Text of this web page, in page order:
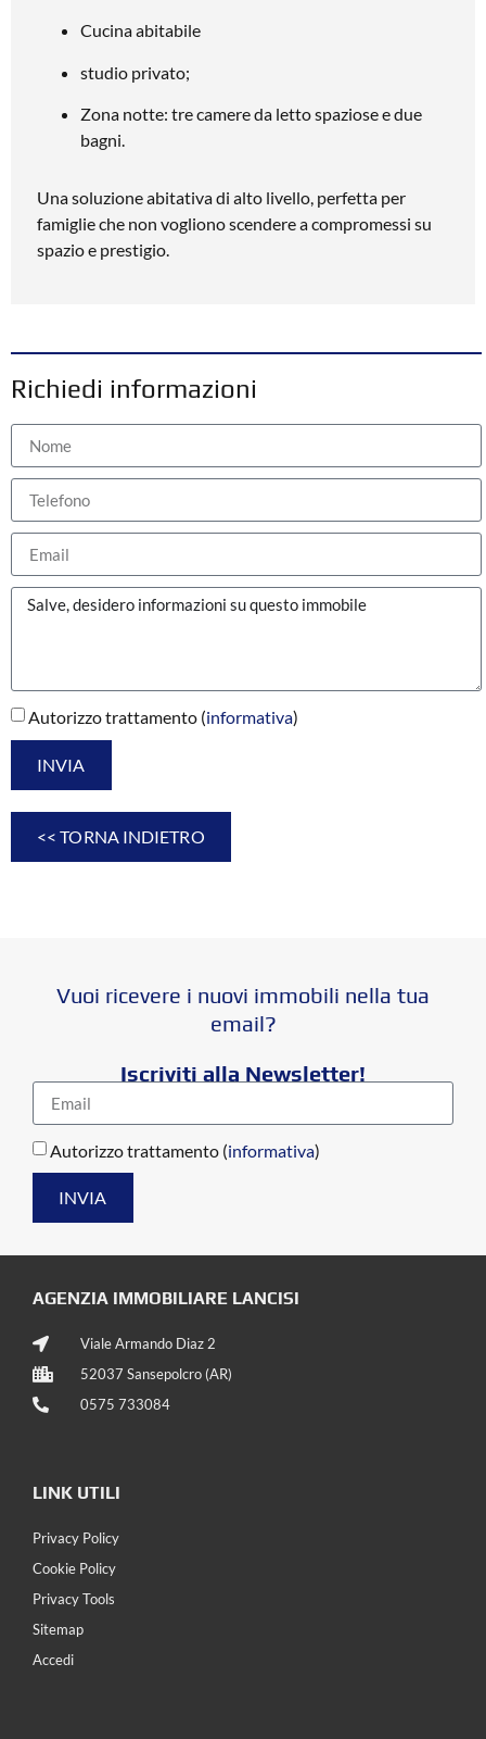
Cucina abitabile
studio privato;
Zona notte: tre camere da letto spaziose e due
bagni.
Una soluzione abitativa di alto livello, perfetta per
famiglie che non vogliono scendere a compromessi su
spazio e prestigio.
Richiedi informazioni
Autorizzo trattamento (informativa)
INVIA
<< TORNA INDIETRO
Vuoi ricevere i nuovi immobili nella tua
email?
Iscriviti alla Newsletter!
Autorizzo trattamento (informativa)
INVIA
AGENZIA IMMOBILIARE LANCISI
Viale Armando Diaz 2
52037 Sansepolcro (AR)
0575 733084
LINK UTILI
Privacy Policy
Cookie Policy
Privacy Tools
Sitemap
Accedi